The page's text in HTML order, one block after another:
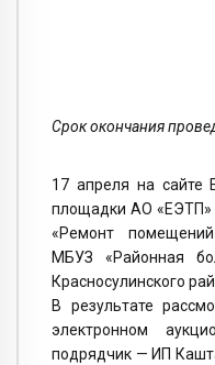
Срок окончания
17 апреля на сайте
площадки АО «ЕЭТП»
«Ремонт
МБУЗ «Районная
Красносулинского
В результате
электронном
подрядчик — ИП